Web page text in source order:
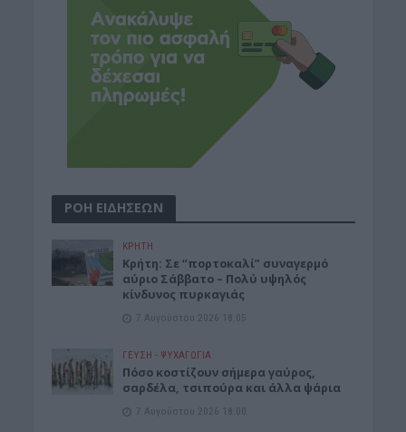
ΡΟΗ ΕΙΔΗΣΕΩΝ
ΚΡΗΤΗ
Κρήτη: Σε “πορτοκαλί” συναγερμό
αύριο Σάββατο – Πολύ υψηλός
κίνδυνος πυρκαγιάς
7 Αυγούστου 2026 18:05
ΓΕΎΣΗ - ΨΥΧΑΓΩΓΊΑ
Πόσο κοστίζουν σήμερα γαύρος,
σαρδέλα, τσιπούρα και άλλα ψάρια
7 Αυγούστου 2026 18:00